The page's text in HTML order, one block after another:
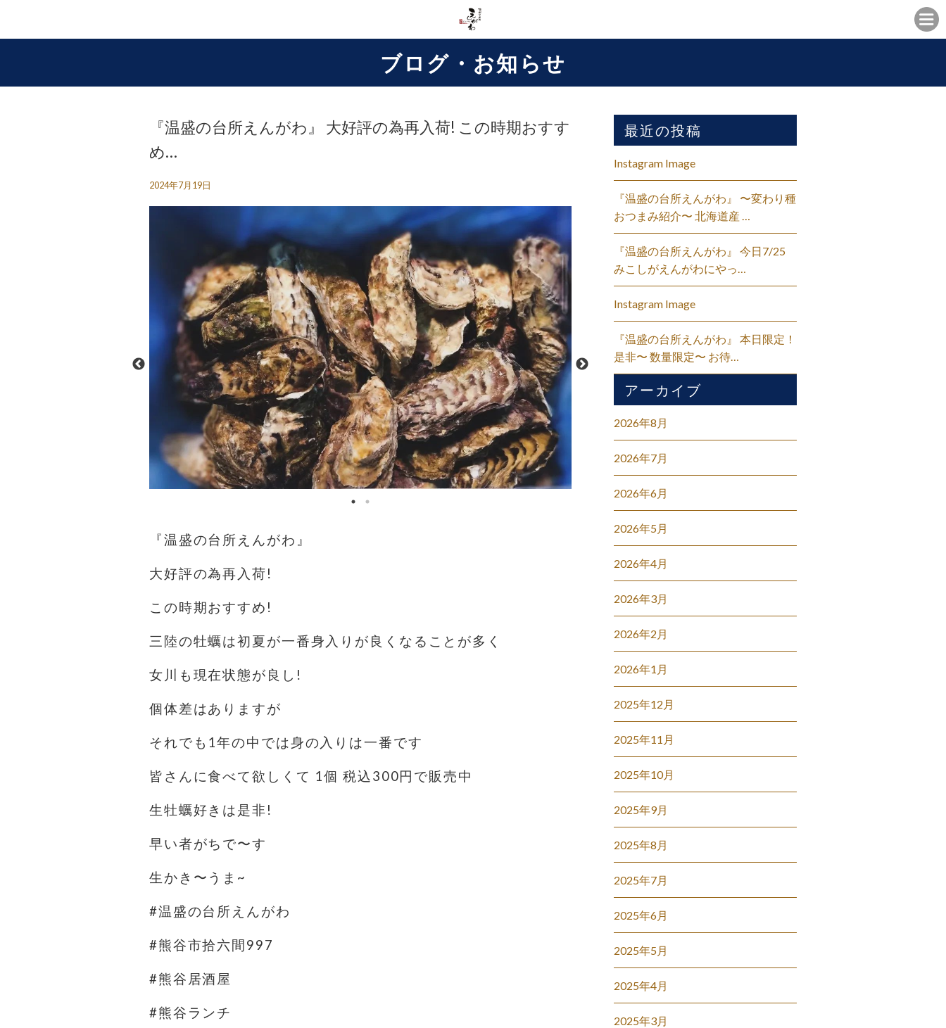
ブログ・お知らせ
『温盛の台所えんがわ』 大好評の為再入荷! この時期おすす
め…
2024年7月19日
『温盛の台所えんがわ』
大好評の為再入荷!
この時期おすすめ!
三陸の牡蠣は初夏が一番身入りが良くなることが多く
女川も現在状態が良し!
個体差はありますが
それでも1年の中では身の入りは一番です
皆さんに食べて欲しくて 1個 税込300円で販売中
生牡蠣好きは是非!
早い者がちで〜す
生かき〜うま~
#温盛の台所えんがわ
#熊谷市拾六間997
#熊谷居酒屋
#熊谷ランチ
最近の投稿
Instagram Image
『温盛の台所えんがわ』 〜変わり種
おつまみ紹介〜 北海道産 …
『温盛の台所えんがわ』 今日7/25
みこしがえんがわにやっ…
Instagram Image
『温盛の台所えんがわ』 本日限定！
是非〜 数量限定〜 お待…
アーカイブ
2026年8月
2026年7月
2026年6月
2026年5月
2026年4月
2026年3月
2026年2月
2026年1月
2025年12月
2025年11月
2025年10月
2025年9月
2025年8月
2025年7月
2025年6月
2025年5月
2025年4月
2025年3月